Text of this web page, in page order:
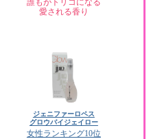
愛される香り
ジェニファーロペス
グロウバイジェイロー
女性ランキング10位